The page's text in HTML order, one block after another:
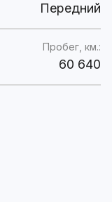
Передний
Пробег, км.:
60 640